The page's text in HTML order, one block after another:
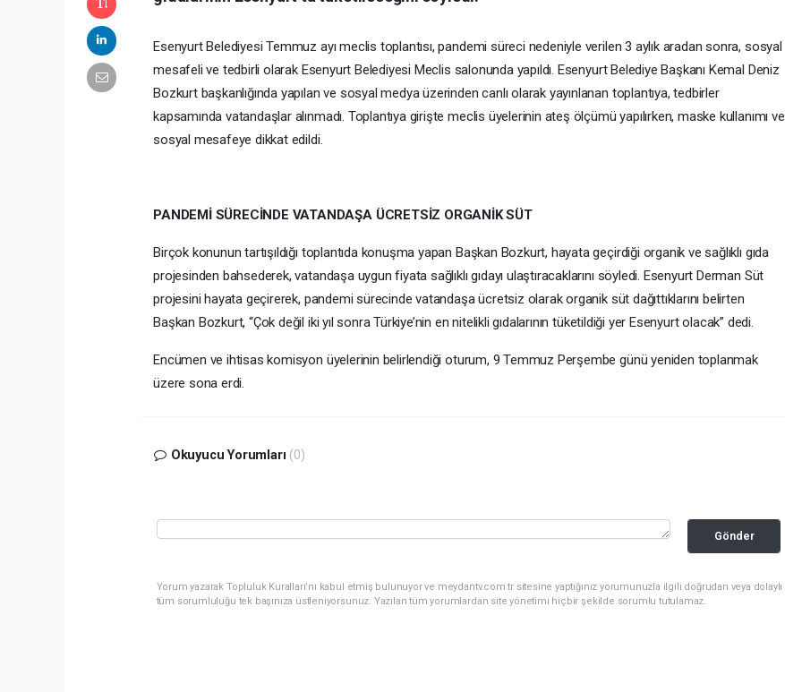
Esenyurt Belediyesi Temmuz ayı meclis toplantısı, pandemi süreci nedeniyle verilen 3 aylık aradan sonra, sosyal
mesafeli ve tedbirli olarak Esenyurt Belediyesi Meclis salonunda yapıldı. Esenyurt Belediye Başkanı Kemal Deniz
Bozkurt başkanlığında yapılan ve sosyal medya üzerinden canlı olarak yayınlanan toplantıya, tedbirler
kapsamında vatandaşlar alınmadı. Toplantıya girişte meclis üyelerinin ateş ölçümü yapılırken, maske kullanımı ve
sosyal mesafeye dikkat edildi.
PANDEMİ SÜRECİNDE VATANDAŞA ÜCRETSİZ ORGANİK SÜT
Birçok konunun tartışıldığı toplantıda konuşma yapan Başkan Bozkurt, hayata geçirdiği organik ve sağlıklı gıda
projesinden bahsederek, vatandaşa uygun fiyata sağlıklı gıdayı ulaştıracaklarını söyledi. Esenyurt Derman Süt
projesini hayata geçirerek, pandemi sürecinde vatandaşa ücretsiz olarak organik süt dağıttıklarını belirten
Başkan Bozkurt, “Çok değil iki yıl sonra Türkiye’nin en nitelikli gıdalarının tüketildiği yer Esenyurt olacak” dedi.
Encümen ve ihtisas komisyon üyelerinin belirlendiği oturum, 9 Temmuz Perşembe günü yeniden toplanmak
üzere sona erdi.
Okuyucu Yorumları (0)
Gönder
Yorum yazarak Topluluk Kuralları’nı kabul etmiş bulunuyor ve meydantv.com.tr sitesine yaptığınız yorumunuzla ilgili doğrudan veya dolaylı
tüm sorumluluğu tek başınıza üstleniyorsunuz. Yazılan tüm yorumlardan site yönetimi hiçbir şekilde sorumlu tutulamaz.